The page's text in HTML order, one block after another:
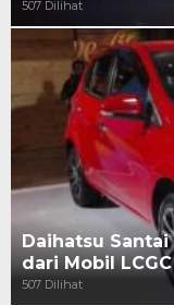
507 Dilihat
Daihatsu
dari Mobil LCGC
507 Dilihat